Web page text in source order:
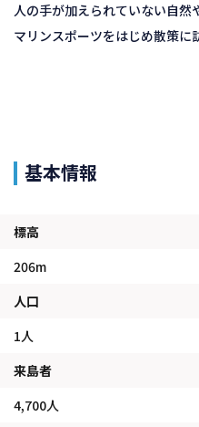
人の手が加えられていない自然
マリンスポーツをはじめ散策に
基本情報
標高
206m
人口
1人
来島者
4,700人